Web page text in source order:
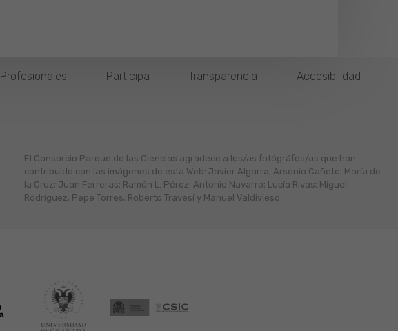
Profesionales Participa Transparencia Accesibilidad
El Consorcio Parque de las Ciencias agradece a los/as fotógráfos/as que han
contribuido con las imágenes de esta Web: Javier Algarra; Arsenio Cañete; María de
la Cruz; Juan Ferreras; Ramón L. Pérez; Antonio Navarro; Lucía Rivas; Miguel
Rodríguez; Pepe Torres; Roberto Travesí y Manuel Valdivieso.